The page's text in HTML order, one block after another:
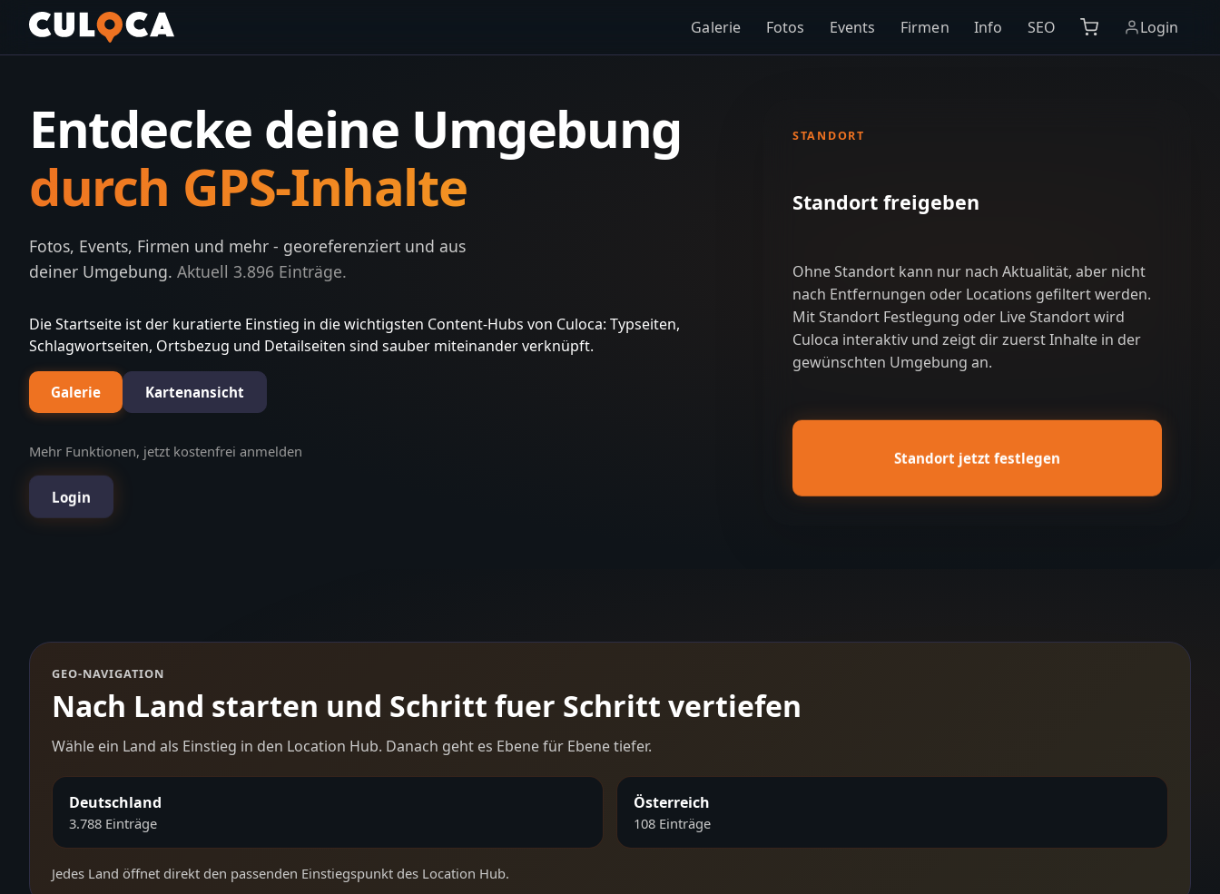
Galerie Fotos Events Firmen Info SEO Login
Entdecke deine Umgebung
durch GPS-Inhalte
Fotos, Events, Firmen und mehr - georeferenziert und aus
deiner Umgebung. Aktuell 3.896 Einträge.
Die Startseite ist der kuratierte Einstieg in die wichtigsten Content-Hubs von Culoca: Typseiten,
Schlagwortseiten, Ortsbezug und Detailseiten sind sauber miteinander verknüpft.
Galerie Kartenansicht
Mehr Funktionen, jetzt kostenfrei anmelden
Login
STANDORT
Standort freigeben
Ohne Standort kann nur nach Aktualität, aber nicht
nach Entfernungen oder Locations gefiltert werden.
Mit Standort Festlegung oder Live Standort wird
Culoca interaktiv und zeigt dir zuerst Inhalte in der
gewünschten Umgebung an.
Standort jetzt festlegen
GEO-NAVIGATION
Nach Land starten und Schritt fuer Schritt vertiefen
Wähle ein Land als Einstieg in den Location Hub. Danach geht es Ebene für Ebene tiefer.
Deutschland
3.788 Einträge
Österreich
108 Einträge
Jedes Land öffnet direkt den passenden Einstiegspunkt des Location Hub.